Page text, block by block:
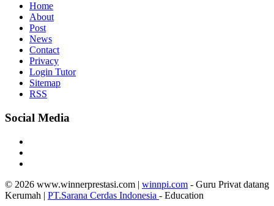
Home
About
Post
News
Contact
Privacy
Login Tutor
Sitemap
RSS
Social Media
© 2026 www.winnerprestasi.com | winnpi.com - Guru Privat datang
Kerumah | PT.Sarana Cerdas Indonesia - Education